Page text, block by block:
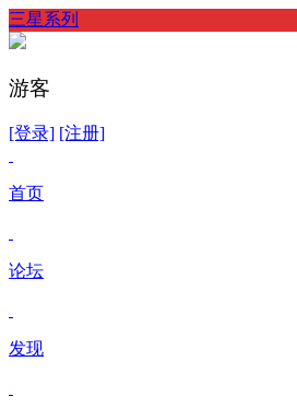
三星系列
游客
[登录] [注册]
首页
论坛
发现